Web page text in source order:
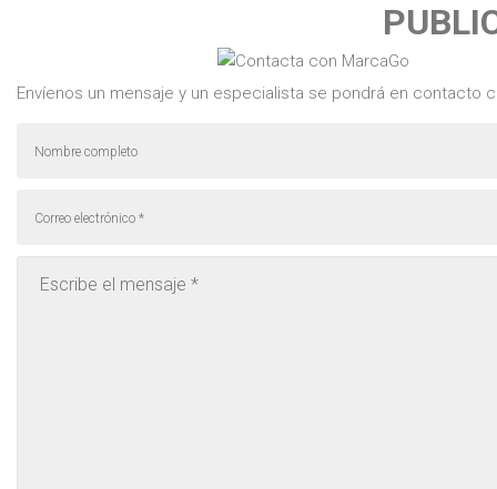
Envíenos un mensaje y un especialista se pondrá en contacto